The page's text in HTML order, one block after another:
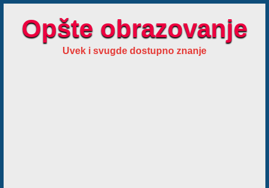
Opšte obrazovanje
Uvek i svugde dostupno znanje